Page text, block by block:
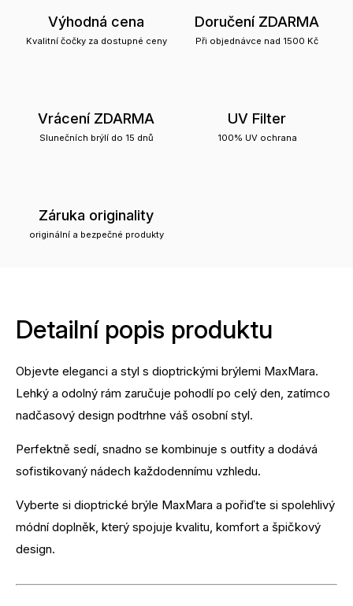
Výhodná cena
Kvalitní čočky za dostupné ceny
Doručení ZDARMA
Při objednávce nad 1500 Kč
Vrácení ZDARMA
Slunečních brýlí do 15 dnů
UV Filter
100% UV ochrana
Záruka originality
originální a bezpečné produkty
Detailní popis produktu
Objevte eleganci a styl s dioptrickými brýlemi MaxMara.
Lehký a odolný rám zaručuje pohodlí po celý den, zatímco
nadčasový design podtrhne váš osobní styl.
Perfektně sedí, snadno se kombinuje s outfity a dodává
sofistikovaný nádech každodennímu vzhledu.
Vyberte si dioptrické brýle MaxMara a pořiďte si spolehlivý
módní doplněk, který spojuje kvalitu, komfort a špičkový
design.